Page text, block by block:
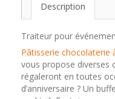
Description
Traiteur pour
Pâtisserie chocolaterie
vous propose diverses
régaleront en toutes
d’anniversaire ? Un